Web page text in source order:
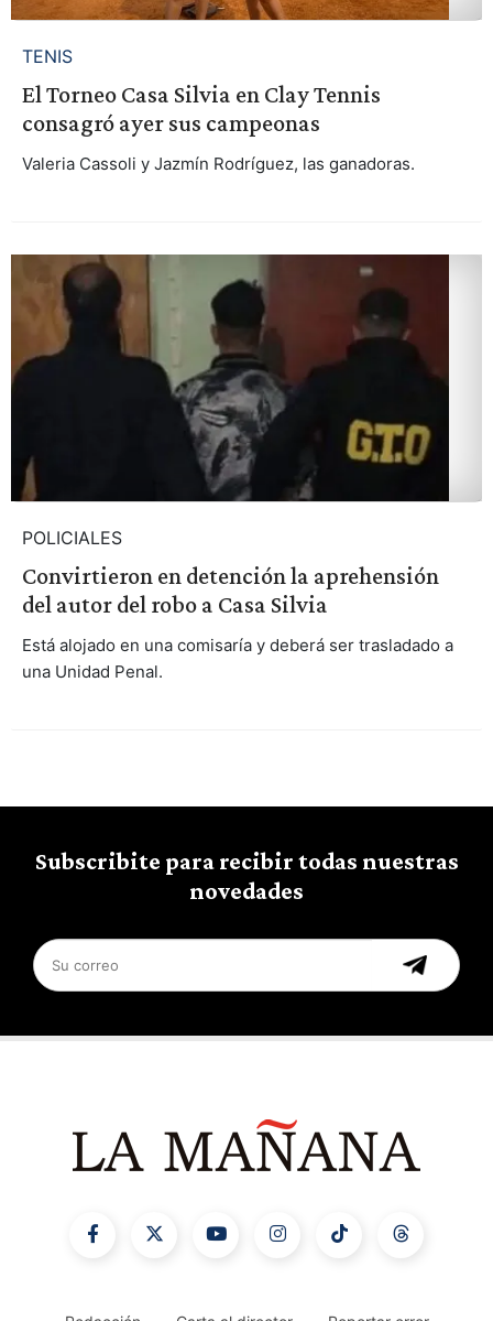
TENIS
El Torneo Casa Silvia en Clay Tennis
consagró ayer sus campeonas
Valeria Cassoli y Jazmín Rodríguez, las ganadoras.
POLICIALES
Convirtieron en detención la aprehensión
del autor del robo a Casa Silvia
Está alojado en una comisaría y deberá ser trasladado a
una Unidad Penal.
Subscribite para recibir todas nuestras
novedades